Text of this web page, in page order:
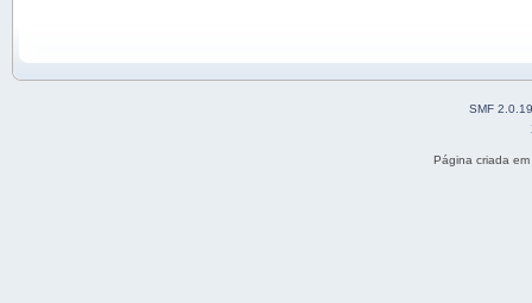
SMF 2.0.19
Página criada